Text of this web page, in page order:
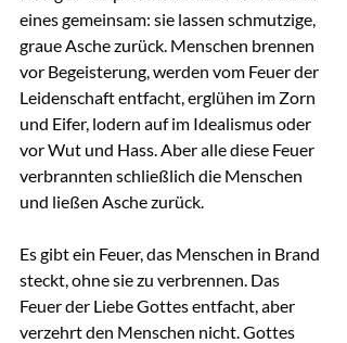
eines gemeinsam: sie lassen schmutzige,
graue Asche zurück. Menschen brennen
vor Begeisterung, werden vom Feuer der
Leidenschaft entfacht, erglühen im Zorn
und Eifer, lodern auf im Idealismus oder
vor Wut und Hass. Aber alle diese Feuer
verbrannten schließlich die Menschen
und ließen Asche zurück.
Es gibt ein Feuer, das Menschen in Brand
steckt, ohne sie zu verbrennen. Das
Feuer der Liebe Gottes entfacht, aber
verzehrt den Menschen nicht. Gottes